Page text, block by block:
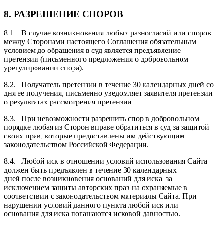
8. РАЗРЕШЕНИЕ СПОРОВ
8.1. В случае возникновения любых разногласий или споров
между Сторонами настоящего Соглашения обязательным
условием до обращения в суд является предъявление
претензии (письменного предложения о добровольном
урегулировании спора).
8.2. Получатель претензии в течение 30 календарных дней со
дня ее получения, письменно уведомляет заявителя претензии
о результатах рассмотрения претензии.
8.3. При невозможности разрешить спор в добровольном
порядке любая из Сторон вправе обратиться в суд за защитой
своих прав, которые предоставлены им действующим
законодательством Российской Федерации.
8.4. Любой иск в отношении условий использования Сайта
должен быть предъявлен в течение 30 календарных
дней после возникновения оснований для иска, за
исключением защиты авторских прав на охраняемые в
соответствии с законодательством материалы Сайта. При
нарушении условий данного пункта любой иск или
основания для иска погашаются исковой давностью.